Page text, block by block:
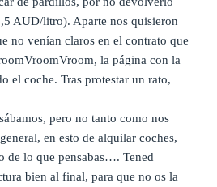
AUD/litro). Aparte nos quisieron
no venían claros en el contrato que
la página con la
el coche. Tras protestar un rato,
pero no tanto como nos
en esto de alquilar coches,
de lo que pensabas…. Tened
bien al final, para que no os la